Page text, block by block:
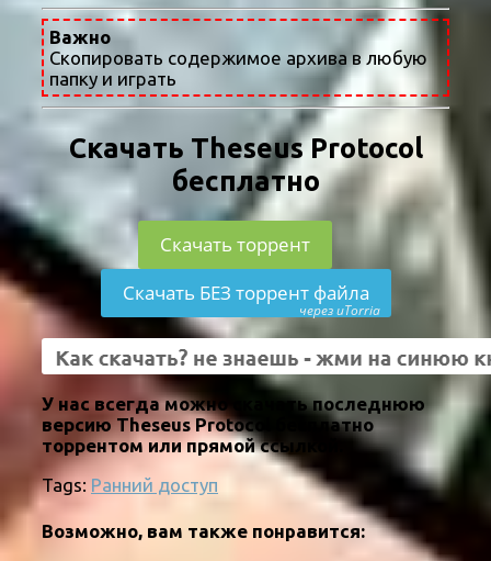
Важно
Скопировать содержимое архива в любую
папку и играть
Скачать Theseus Protocol
бесплатно
Скачать торрент
Скачать БЕЗ торрент файла
через uTorria
У нас всегда можно скачать последнюю
версию Theseus Protocol бесплатно
торрентом или прямой ссылкой.
Tags: Ранний доступ
Возможно, вам также понравится: